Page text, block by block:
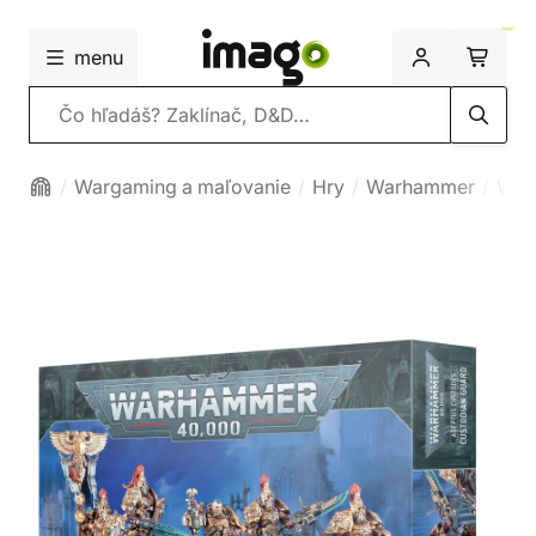
menu
Vyhľadávanie
Wargaming a maľovanie Hry Warhammer